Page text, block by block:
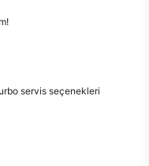
servis seçenekleri